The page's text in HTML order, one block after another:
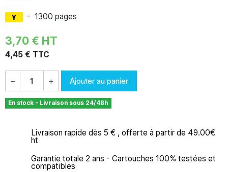
- 1300 pages
3,70 € HT
4,45 € TTC
− + Ajouter au panier
En stock - Livraison sous 24/48h
Livraison rapide dès 5 € , offerte à partir de 49.00€
ht
Garantie totale 2 ans - Cartouches 100% testées et
compatibles